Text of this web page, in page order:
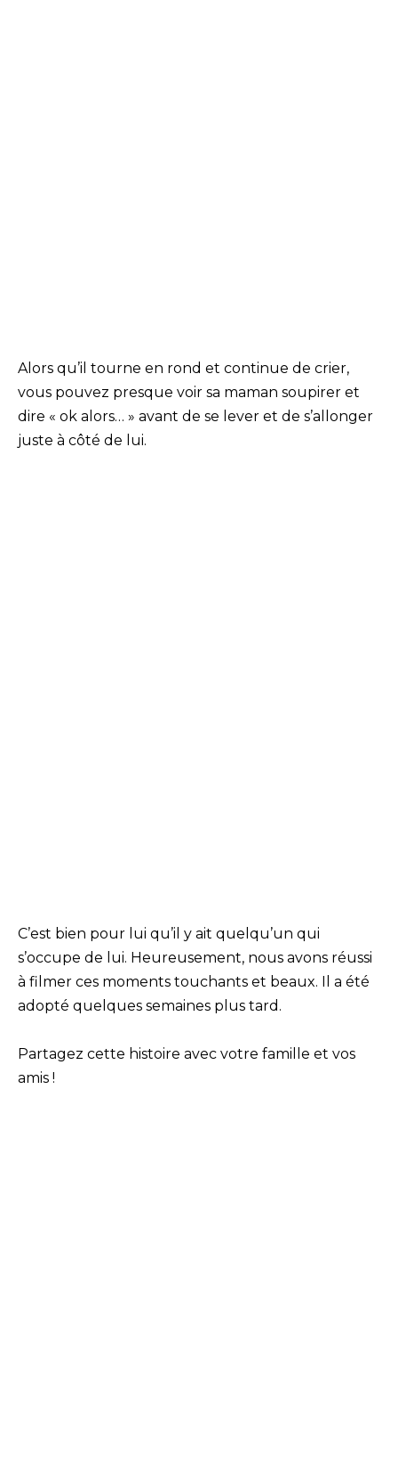
Alors qu’il tourne en rond et continue de crier,
vous pouvez presque voir sa maman soupirer et
dire « ok alors… » avant de se lever et de s’allonger
juste à côté de lui.
C’est bien pour lui qu’il y ait quelqu’un qui
s’occupe de lui. Heureusement, nous avons réussi
à filmer ces moments touchants et beaux. Il a été
adopté quelques semaines plus tard.
Partagez cette histoire avec votre famille et vos
amis !